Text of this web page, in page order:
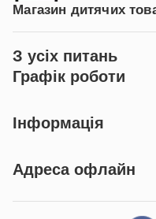
Магазин дитячих
З усіх питань
Графік роботи
Інформація
Адреса офлайн